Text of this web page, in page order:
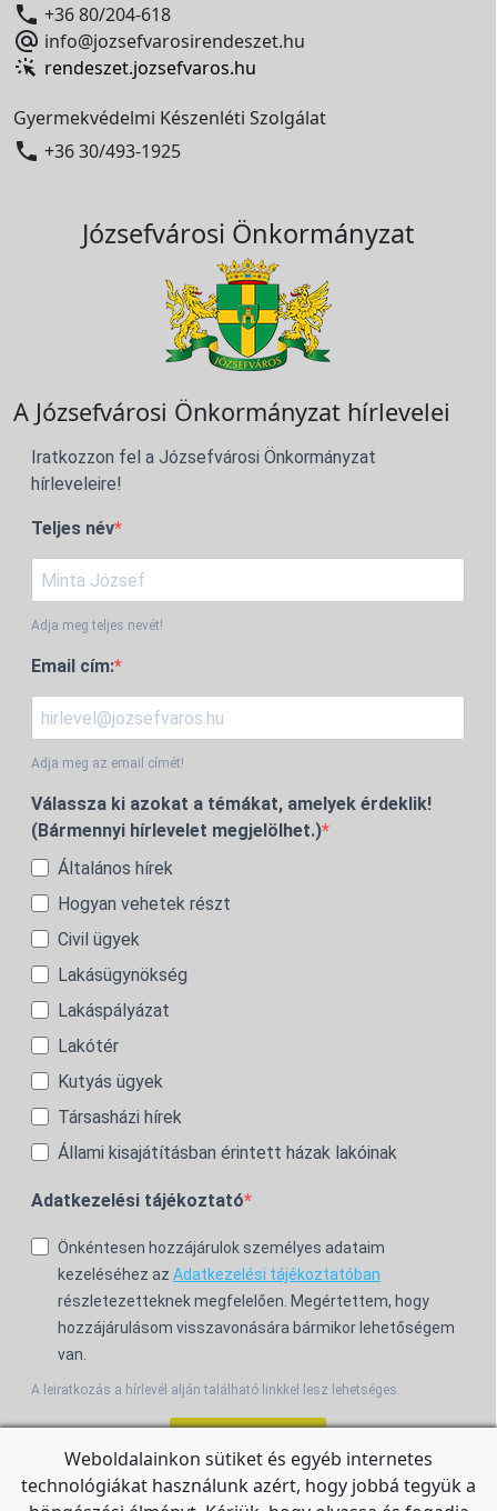
 +36 80/204-618
 info@jozsefvarosirendeszet.hu
rendeszet.jozsefvaros.hu
Gyermekvédelmi Készenléti Szolgálat
 +36 30/493-1925
Józsefvárosi Önkormányzat
A Józsefvárosi Önkormányzat hírlevelei
Iratkozzon fel a Józsefvárosi Önkormányzat
hírleveleire!
Teljes név
Adja meg teljes nevét!
Email cím:
Adja meg az email címét!
Válassza ki azokat a témákat, amelyek érdeklik!
(Bármennyi hírlevelet megjelölhet.)
Általános hírek
Hogyan vehetek részt
Civil ügyek
Lakásügynökség
Lakáspályázat
Lakótér
Kutyás ügyek
Társasházi hírek
Állami kisajátításban érintett házak lakóinak
Adatkezelési tájékoztató
Önkéntesen hozzájárulok személyes adataim
kezeléséhez az Adatkezelési tájékoztatóban
részletezetteknek megfelelően. Megértettem, hogy
hozzájárulásom visszavonására bármikor lehetőségem
van.
A leiratkozás a hírlevél alján található linkkel lesz lehetséges.
For the English Newsletter, clickHERE.
Weboldalainkon sütiket és egyéb internetes
technológiákat használunk azért, hogy jobbá tegyük a